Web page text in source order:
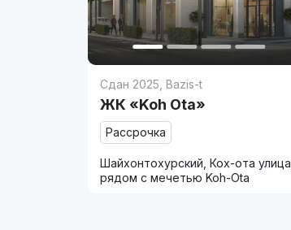
Сдан 2025 Bazis-t
ЖК «Koh Ota»
Рассрочка
Шайхонтохурский, Кох-ота улица,
рядом с мечетью Koh-Ota